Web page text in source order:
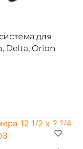
для
Delta, Orion